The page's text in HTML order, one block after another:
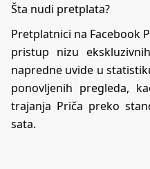
Šta nudi pretplata?
Pretplatnici na Facebook
pristup nizu
napredne uvide u
ponovljenih pregleda,
trajanja Priča preko
sata.